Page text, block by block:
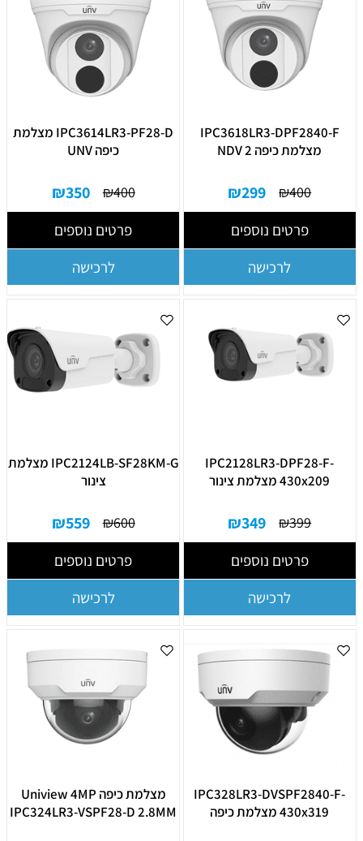
IPC3618LR3-DPF2840-F
מצלמת כיפה 2 NDV
₪400
₪299
פרטים נוספים
לרכישה
IPC3614LR3-PF28-D מצלמת
כיפה UNV
₪400
₪350
פרטים נוספים
לרכישה
IPC2128LR3-DPF28-F-
430x209 מצלמת צינור
₪399
₪349
פרטים נוספים
לרכישה
IPC2124LB-SF28KM-G מצלמת
צינור
₪600
₪559
פרטים נוספים
לרכישה
IPC328LR3-DVSPF2840-F-
430x319 מצלמת כיפה
מצלמת כיפה Uniview 4MP
IPC324LR3-VSPF28-D 2.8MM